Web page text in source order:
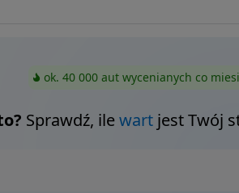
ok. 40 000 aut wycenianych co
Sprawdź, ilewartjest Twój